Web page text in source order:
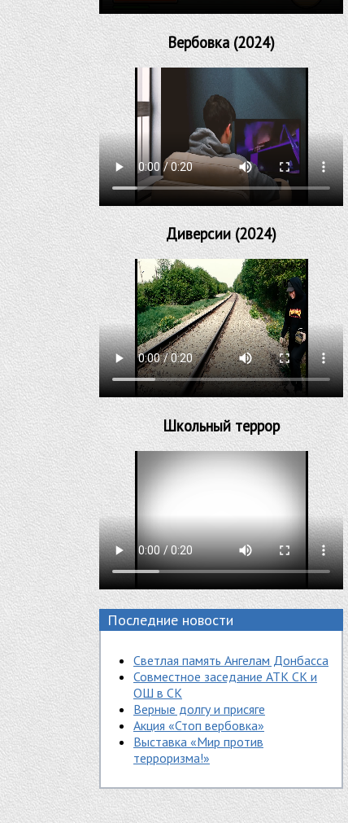
Вербовка (2024)
Диверсии (2024)
Школьный террор
Последние новости
Светлая память Ангелам Донбасса
Совместное заседание АТК СК и
ОШ в СК
Верные долгу и присяге
Акция «Стоп вербовка»
Выставка «Мир против
терроризма!»